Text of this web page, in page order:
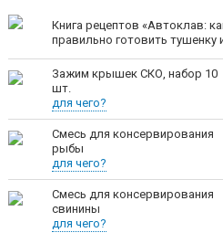
Байонетное соединение
и надежную фиксацию
Полная герметичность
уплотнению на стыке крышки и
Дополнительно крышку
Книга рецептов «Автоклав:
правильно готовить тушенку
Поляков
Зажим крышек СКО, набор 10
шт.
для чего?
Смесь для консервирования
рыбы
для чего?
Смесь для консервирования
свинины
для чего?